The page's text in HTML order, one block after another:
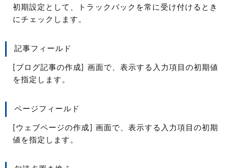
初期設定として、トラックバックを常に受け付けるとき
にチェックします。
記事フィールド
[ブログ記事の作成] 画面で、表示する入力項目の初期値
を指定します。
ページフィールド
[ウェブページの作成] 画面で、表示する入力項目の初期
値を指定します。